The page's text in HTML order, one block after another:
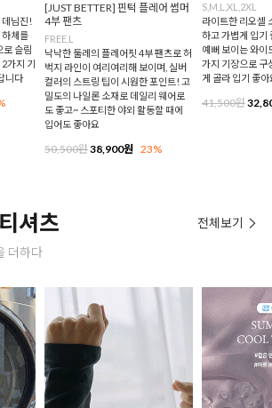
데님진!
하체를
로 슬림
가지 기
니다
[JUST BETTER] 핀턱 플레어 썸머
4부 팬츠
FREE,L
낙낙한 둘레의 플레어핏 4부 팬츠로 허
벅지 라인이 여리여리해 보이며, 실버
컬러의 스트링 팁이 시원한 포인트! 고
밀도의 나일론 소재로 데일리 웨어로
도 좋고~ 스포티한 야외 활동할 때에
입어도 좋아요
50,500원38,900원 23%
S,M,L,XL,2XL
라이트한 리오셀
하고 가볍게 입기
예뻐 보이는 와이
가지 기장으로 구
게 골라 입기 좋아
41,500원
셔츠
더하다
전체보기